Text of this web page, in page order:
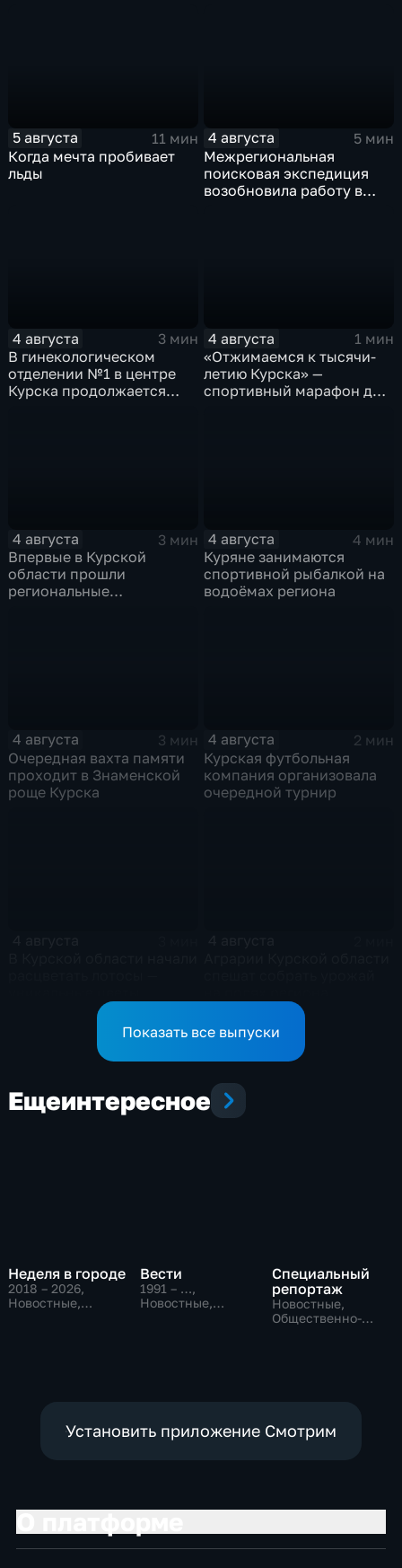
5 августа
11 мин
Когда мечта пробивает
льды
4 августа
5 мин
Межрегиональная
поисковая экспедиция
возобновила работу в
4 августа
3 мин
В гинекологическом
отделении №1 в центре
Курска продолжается
4 августа
1 мин
«Отжимаемся к тысячи-
летию Курска» —
спортивный марафон для
4 августа
3 мин
Впервые в Курской
области прошли
региональные
4 августа
4 мин
Куряне занимаются
спортивной рыбалкой на
водоёмах региона
4 августа
3 мин
Очередная вахта памяти
проходит в Знаменской
роще Курска
4 августа
2 мин
Курская футбольная
компания организовала
очередной турнир
Показать все выпуски
Ещеинтересное
Неделя в городе
2018 – 2026,
Новостные,
Вести
1991 – …,
Новостные,
Специальный
репортаж
Новостные,
Общественно-
Установить приложение Смотрим